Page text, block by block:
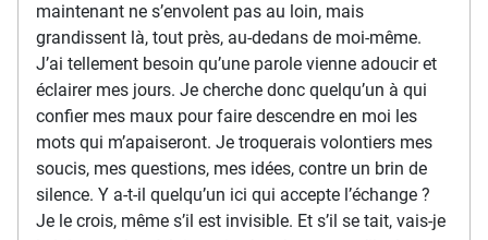
maintenant ne s’envolent pas au loin, mais
grandissent là, tout près, au-dedans de moi-même.
J’ai tellement besoin qu’une parole vienne adoucir et
éclairer mes jours. Je cherche donc quelqu’un à qui
confier mes maux pour faire descendre en moi les
mots qui m’apaiseront. Je troquerais volontiers mes
soucis, mes questions, mes idées, contre un brin de
silence. Y a-t-il quelqu’un ici qui accepte l’échange ?
Je le crois, même s’il est invisible. Et s’il se tait, vais-je